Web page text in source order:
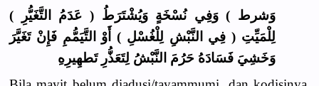
وَشرط ) وَفِي نُسْخَةٍ وَيُشْتَرَطُ ( عَدَمُ التَّغَيُّرِ )
لِلْمَيِّتِ ( فِي النَّبْشِ لِلْغُسْلِ ) أَوْ التَّيَمُّمِ فَإِنْ تَغَيَّرَ
وَخَشِيَ فَسَادَهُ حَرُمَ النَّبْشُ لِتَعَذُّرِ تَطهِيرِهِ